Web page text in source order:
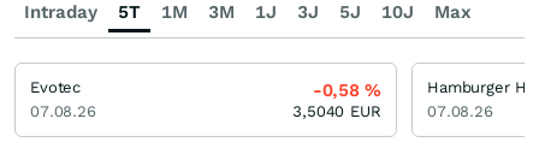
Intraday 5T 1M 3M 1J 3J 5J 10J Max
Evotec
07.08.26
-0,58%
3,5040 EUR 07.08.26